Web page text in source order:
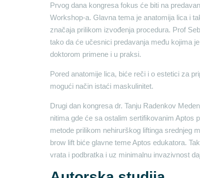
Prvog dana kongresa fokus će biti na
Workshop-a. Glavna tema je anatomija lica i
značaja prilikom izvođenja procedura. Prof
tako da će učesnici predavanja među kojima
doktorom primene i u praksi.
Pored anatomije lica, biće reči i o estetici za
mogući način istaći maskulinitet.
Drugi dan kongresa dr. Tanju Radenkov
nitima gde će sa ostalim sertifikovanim Aptos
metode prilikom nehirurškog liftinga srednjeg
brow lift biće glavne teme Aptos edukatora.
vrata i podbratka i uz minimalnu invazivnost